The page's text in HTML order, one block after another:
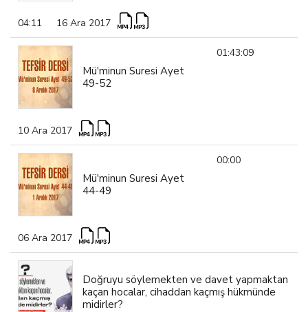
04:11 16 Ara 2017
Mü'minun Suresi Ayet
49-52
01:43:09
10 Ara 2017
Mü'minun Suresi Ayet
44-49
00:00
06 Ara 2017
Doğruyu söylemekten ve davet yapmaktan
kaçan hocalar, cihaddan kaçmış hükmünde
midirler?